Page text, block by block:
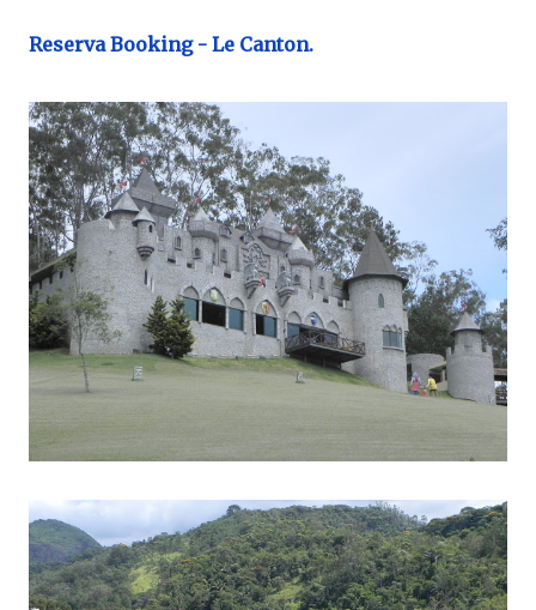
Reserva Booking - Le Canton.